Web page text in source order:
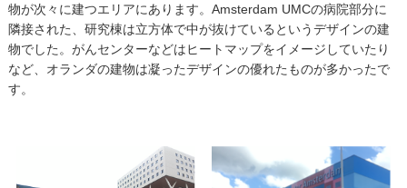
物が次々に建つエリアにあります。Amsterdam UMCの病院部分に
隣接された、研究棟は立方体で中が抜けているというデザインの建
物でした。がんセンターなどはヒートマップをイメージしていたり
など、オランダの建物は凝ったデザインの優れたものが多かったで
す。